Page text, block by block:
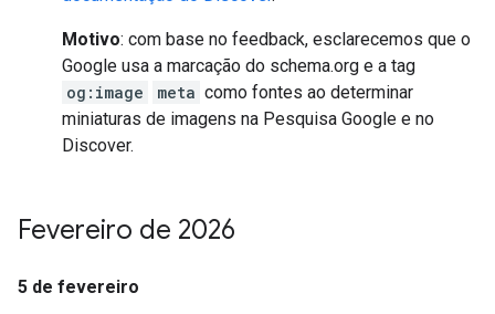
Motivo: com base no feedback, esclarecemos que o
Google usa a marcação do schema.org e a tag
og:image
meta como fontes ao determinar
miniaturas de imagens na Pesquisa Google e no
Discover.
Fevereiro de 2026
5 de fevereiro